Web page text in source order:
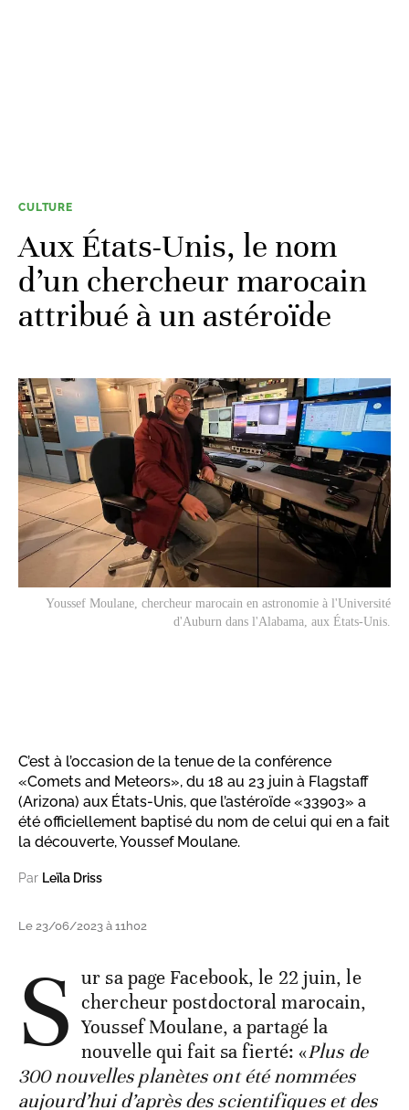
CULTURE
Aux États-Unis, le nom
d’un chercheur marocain
attribué à un astéroïde
Youssef Moulane, chercheur marocain en astronomie à l'Université
d'Auburn dans l'Alabama, aux États-Unis.
C’est à l’occasion de la tenue de la conférence
«Comets and Meteors», du 18 au 23 juin à Flagstaff
(Arizona) aux États-Unis, que l’astéroïde «33903» a
été officiellement baptisé du nom de celui qui en a fait
la découverte, Youssef Moulane.
Par Leïla Driss
Le 23/06/2023 à 11h02
S ur sa page Facebook, le 22 juin, le
chercheur postdoctoral marocain,
Youssef Moulane, a partagé la
nouvelle qui fait sa fierté: «Plus de
300 nouvelles planètes ont été nommées
aujourd’hui d’après des scientifiques et des